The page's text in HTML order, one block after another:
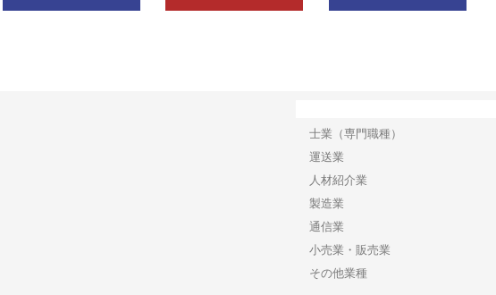
士業（専門職種）
運送業
人材紹介業
製造業
通信業
小売業・販売業
その他業種